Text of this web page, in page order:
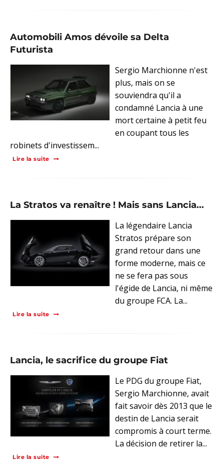
Automobili Amos dévoile sa Delta
Futurista
Sergio Marchionne n'est
plus, mais on se
souviendra qu'il a
condamné Lancia à une
mort certaine à petit feu
en coupant tous les
robinets d'investissem...
Lire la suite
La Stratos va renaître ! Mais sans Lancia...
La légendaire Lancia
Stratos prépare son
grand retour dans une
forme moderne, mais ce
ne se fera pas sous
l'égide de Lancia, ni même
du groupe FCA. La...
Lire la suite
Lancia, le sacrifice du groupe Fiat
Le PDG du groupe Fiat,
Sergio Marchionne, avait
fait savoir dès 2013 que le
destin de Lancia serait
compromis à court terme.
La décision de retirer la...
Lire la suite